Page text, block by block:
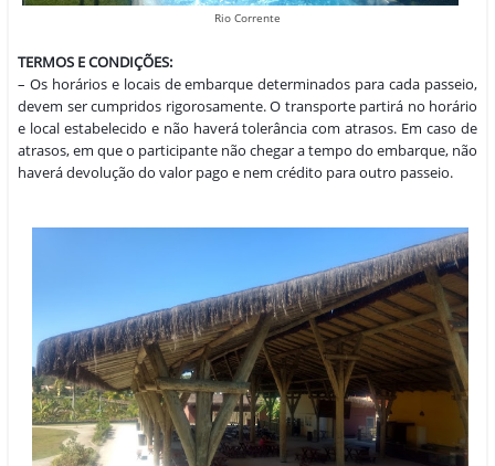
Rio Corrente
TERMOS E CONDIÇÕES:
– Os horários e locais de embarque determinados para cada passeio,
devem ser cumpridos rigorosamente. O transporte partirá no horário
e local estabelecido e não haverá tolerância com atrasos. Em caso de
atrasos, em que o participante não chegar a tempo do embarque, não
haverá devolução do valor pago e nem crédito para outro passeio.